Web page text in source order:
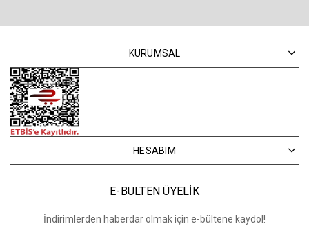
KURUMSAL
HESABIM
E-BÜLTEN ÜYELİK
İndirimlerden haberdar olmak için e-bültene kaydol!